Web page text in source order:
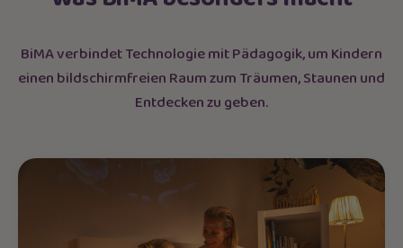
BiMA verbindet Technologie mit Pädagogik, um Kindern
einen bildschirmfreien Raum zum Träumen, Staunen und
Entdecken zu geben.